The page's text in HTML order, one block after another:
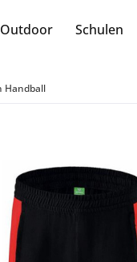
Outdoor Schulen
Handball